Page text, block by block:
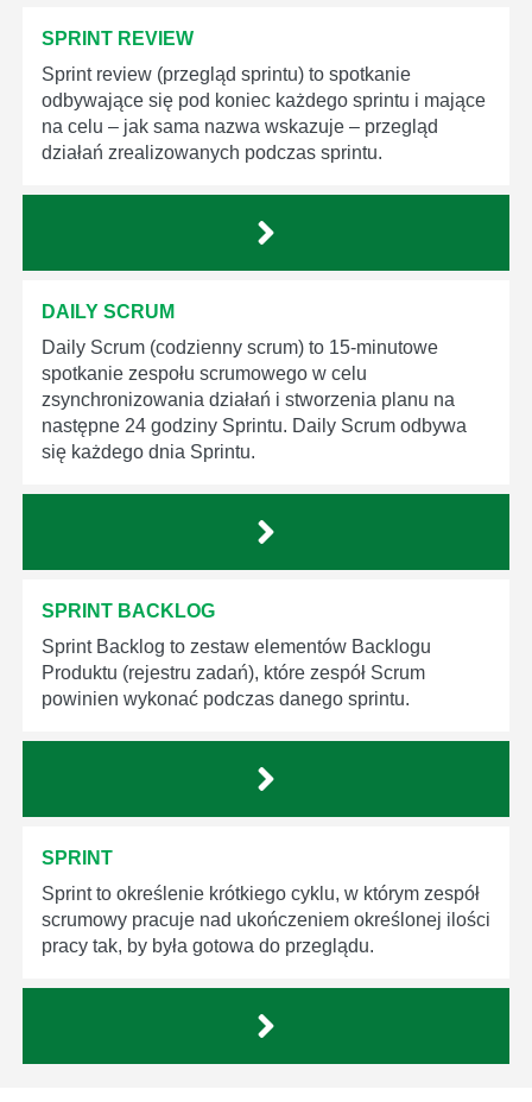
SPRINT REVIEW
Sprint review (przegląd sprintu) to spotkanie
odbywające się pod koniec każdego sprintu i mające
na celu – jak sama nazwa wskazuje – przegląd
działań zrealizowanych podczas sprintu.
DAILY SCRUM
Daily Scrum (codzienny scrum) to 15-minutowe
spotkanie zespołu scrumowego w celu
zsynchronizowania działań i stworzenia planu na
następne 24 godziny Sprintu. Daily Scrum odbywa
się każdego dnia Sprintu.
SPRINT BACKLOG
Sprint Backlog to zestaw elementów Backlogu
Produktu (rejestru zadań), które zespół Scrum
powinien wykonać podczas danego sprintu.
SPRINT
Sprint to określenie krótkiego cyklu, w którym zespół
scrumowy pracuje nad ukończeniem określonej ilości
pracy tak, by była gotowa do przeglądu.